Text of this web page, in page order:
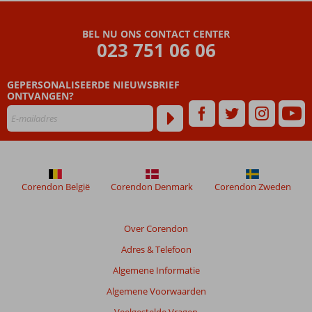
BEL NU ONS CONTACT CENTER
023 751 06 06
GEPERSONALISEERDE NIEUWSBRIEF
ONTVANGEN?
Over Corendon
Adres & Telefoon
Algemene Informatie
Algemene Voorwaarden
Corendon België Corendon Denmark Corendon Zweden